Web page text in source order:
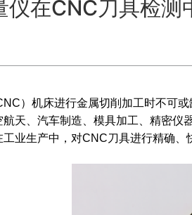
仪在CNC刀具检测
）机床进行金属切削加工时不可
天、汽车制造、模具加工、精密
业生产中，对CNC刀具进行精确、